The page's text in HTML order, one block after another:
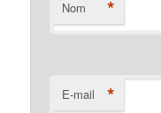
Nom *
E-mail *